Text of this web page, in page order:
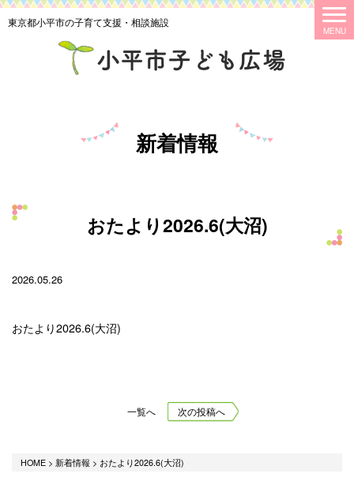
東京都小平市の子育て支援・相談施設
新着情報
おたより2026.6(大沼)
2026.05.26
おたより2026.6(大沼)
一覧へ 次の投稿へ
HOME> 新着情報 > おたより2026.6(大沼)